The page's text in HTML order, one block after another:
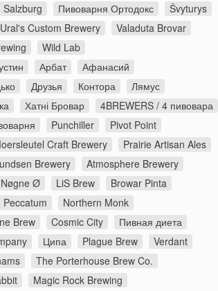
Пивоварня Ортодокс
Švyturys
Ural's Custom Brewery
Valaduta Brovar
Wild Lab
Арбат
Афанасий
Друзья Контора
Лямус
Хатні Бровар
4BREWERS / 4 пивовара
Punchiller
Pivot Point
Craft Brewery
Prairie Artisan Ales
Brewery
Atmosphere Brewery
Nøgne Ø LiS Brew
Browar Pinta
Peccatum
Northern Monk
Brew Cosmic City
Пивная диета
Ципа Plague Brew
Verdant
The Porterhouse Brew Co.
Magic Rock Brewing